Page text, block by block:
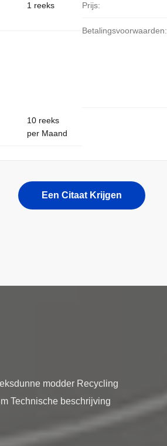
1 reeks Prijs:
Betalingsvoorwaarden:
10 reeks
per Maand
Een Citaat Krijgen
modder Recycling
Technische beschrijving